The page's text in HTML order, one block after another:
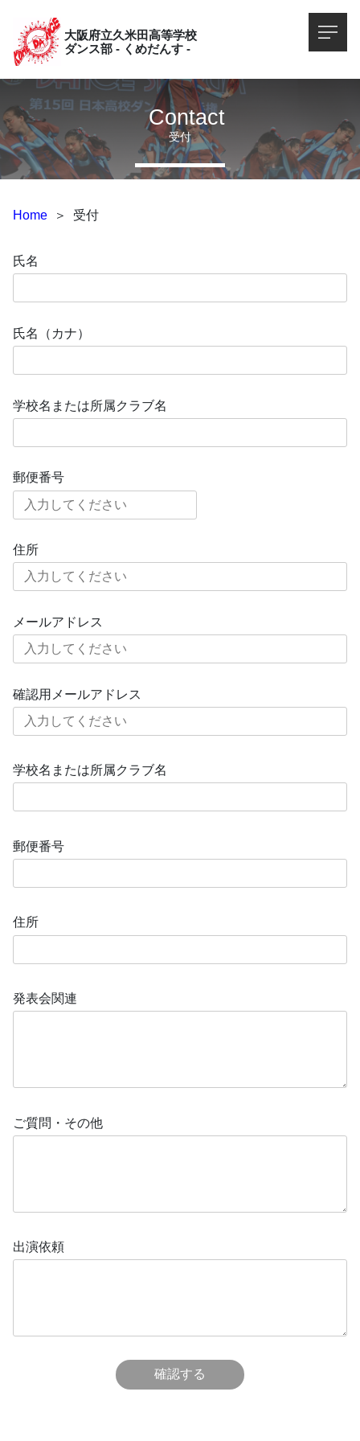
大阪府立久米田高等学校
ダンス部 - くめだんす -
受付
Contact
Home ＞ 受付
氏名
氏名（カナ）
学校名または所属クラブ名
郵便番号
住所
メールアドレス
確認用メールアドレス
学校名または所属クラブ名
郵便番号
住所
発表会関連
ご質問・その他
出演依頼